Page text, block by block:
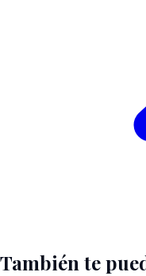
También te